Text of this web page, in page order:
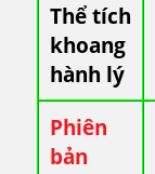
Thể tích
khoang
hành lý
Phiên
bản